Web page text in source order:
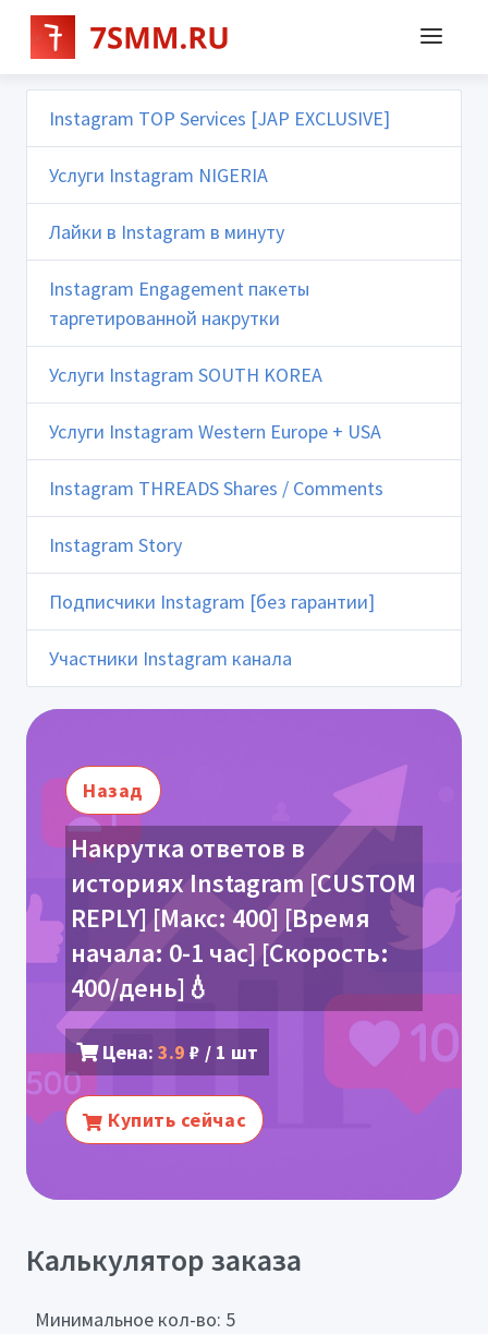
Instagram TOP Services [JAP EXCLUSIVE]
Услуги Instagram NIGERIA
Лайки в Instagram в минуту
Instagram Engagement пакеты
таргетированной накрутки
Услуги Instagram SOUTH KOREA
Услуги Instagram Western Europe + USA
Instagram THREADS Shares / Comments
Instagram Story
Подписчики Instagram [без гарантии]
Участники Instagram канала
Назад
Накрутка ответов в
историях Instagram [CUSTOM
REPLY] [Макс: 400] [Время
начала: 0-1 час] [Скорость:
400/день]💧
Цена: 3.9 ₽ / 1 шт
Купить сейчас
Калькулятор заказа
Минимальное кол-во: 5